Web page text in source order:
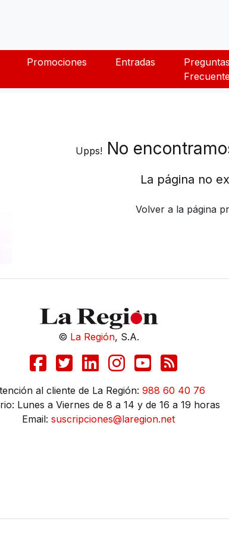
Promociones Entradas
Preguntas
Upps! No
La página no
Volver a la página
© La Región, S.A.
al cliente de La Región: 988 60 40 76
Lunes a Viernes de 8 a 14 y de 16 a 19 horas
Email: suscripciones@laregion.net